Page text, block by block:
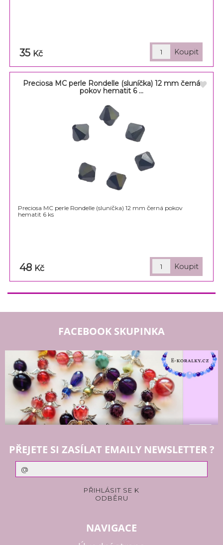
35 Kč
Preciosa MC perle Rondelle (sluníčka) 12 mm černá
pokov hematit 6 ...
Preciosa MC perle Rondelle (sluníčka) 12 mm černá pokov
hematit 6 ks
48 Kč
FACEBOOK SKUPINKA
PŘEJETE SI ZASÍLAT EMAILY NEWSLETTER ?
NAVIGACE